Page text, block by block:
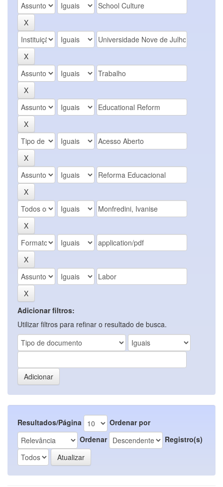
Adicionar filtros:
Utilizar filtros para refinar o resultado de busca.
Resultados/Página
Ordenar por
Ordenar
Registro(s)